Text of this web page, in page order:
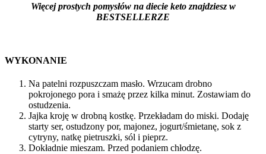
Więcej prostych pomysłów na diecie keto znajdziesz w
BESTSELLERZE
WYKONANIE
Na patelni rozpuszczam masło. Wrzucam drobno
pokrojonego pora i smażę przez kilka minut. Zostawiam do
ostudzenia.
Jajka kroję w drobną kostkę. Przekładam do miski. Dodaję
starty ser, ostudzony por, majonez, jogurt/śmietanę, sok z
cytryny, natkę pietruszki, sól i pieprz.
Dokładnie mieszam. Przed podaniem chłodzę.